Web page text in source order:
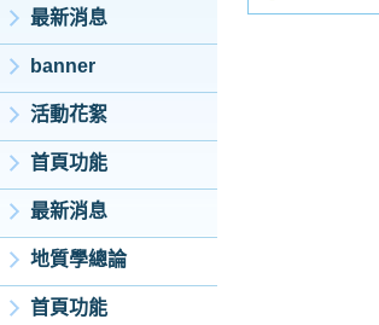
最新消息
banner
活動花絮
首頁功能
最新消息
地質學總論
首頁功能